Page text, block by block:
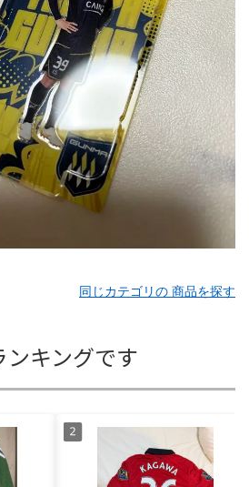
同じカテゴリの 商品を探す
キングです